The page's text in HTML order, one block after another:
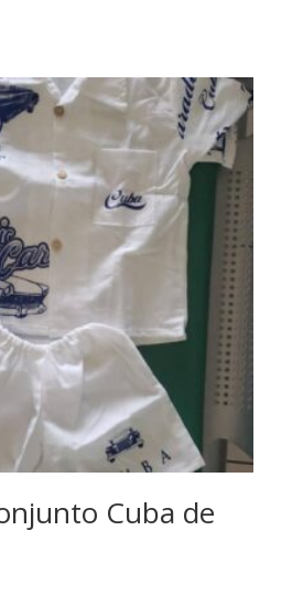
Cuba de